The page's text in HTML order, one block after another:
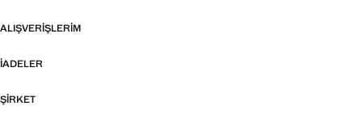
ALIŞVERIŞLERIM
İADELER
ŞIRKET